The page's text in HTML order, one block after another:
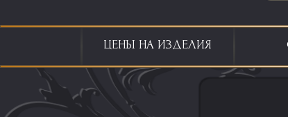
ЦЕНЫ НА ИЗДЕЛИЯ